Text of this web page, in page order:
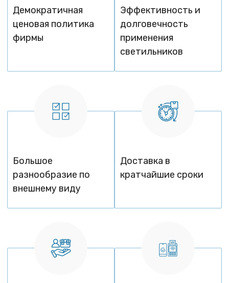
Демократичная
ценовая политика
фирмы
Эффективность и
долговечность
применения
светильников
Большое
разнообразие по
внешнему виду
Доставка в
кратчайшие сроки